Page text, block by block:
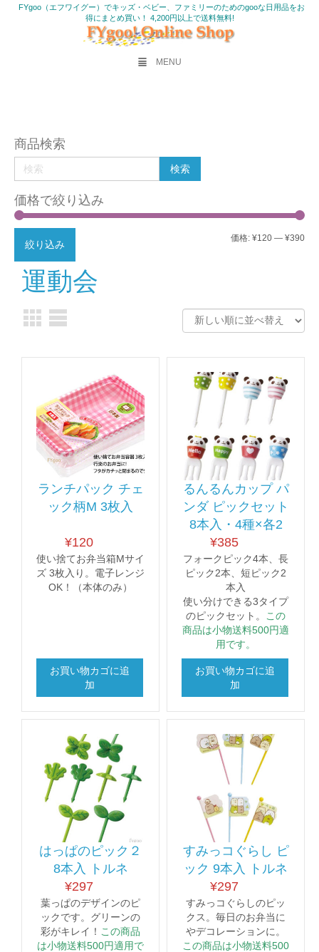
FYgoo（エフワイグー）でキッズ・ベビー、ファミリーのためのgooな日用品をお
得にまとめ買い！ 4,200円以上で送料無料!
MENU
商品検索
価格で絞り込み
最
最
絞り込み
価格: ¥120 — ¥390
運動会
ランチパック チェ
ック柄M 3枚入
¥120
使い捨てお弁当箱Mサイ
ズ 3枚入り。電子レンジ
OK！（本体のみ）
お買い物カゴに追
加
るんるんカップ パ
ンダ ピックセット
8本入・4種×各2
¥385
フォークピック4本、長
ピック2本、短ピック2
本入
使い分けできる3タイプ
のピックセット。
この
商品は小物送料500円適
用です。
お買い物カゴに追
加
はっぱのピック２
8本入 トルネ
¥297
葉っぱのデザインのピ
ックです。グリーンの
彩がキレイ！ この商品
は小物送料500円適用で
すみっコぐらし ピ
ック 9本入 トルネ
¥297
すみっコぐらしのピッ
クス。毎日のお弁当に
やデコレーションに。
この商品は小物送料500